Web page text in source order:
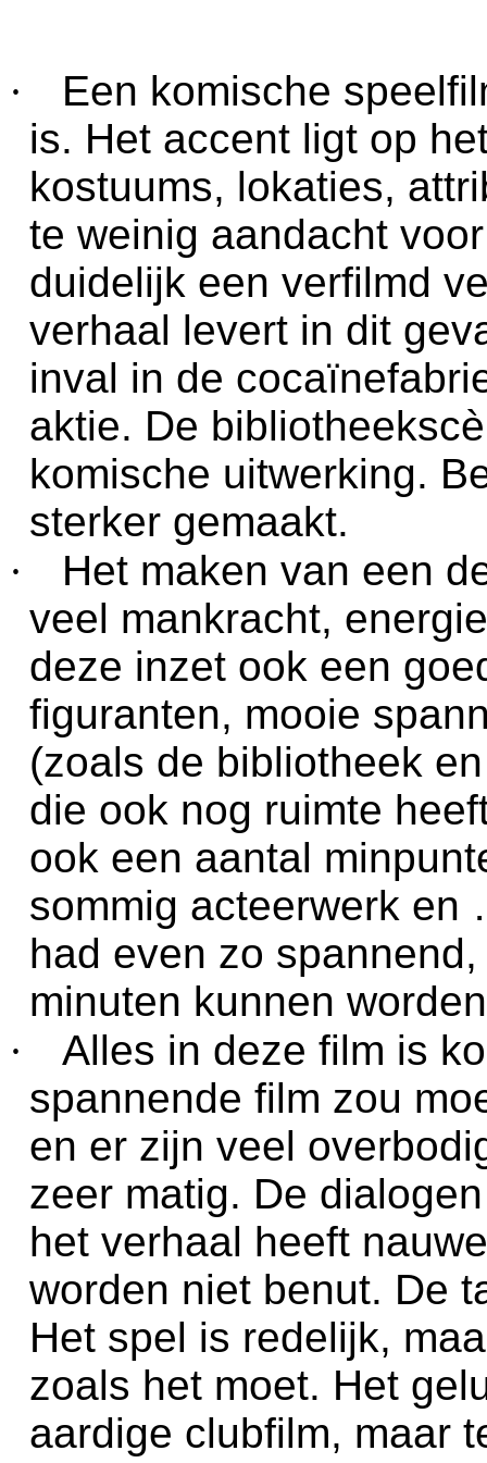
·
Een komische
is. Het accent ligt op
kostuums, lokaties,
te weinig aandacht
duidelijk een verfilmd
verhaal levert in dit
inval in de
aktie. De
komische uitwerking.
sterker gemaakt.
·
Het maken van een
veel mankracht,
deze inzet ook een
figuranten, mooie
(zoals de bibliotheek
die ook nog ruimte
ook een aantal
sommig acteerwerk
had even zo
minuten kunnen
·
Alles in deze film is
spannende film zou
en er zijn veel
zeer matig. De
het verhaal heeft
worden niet benut. De
Het spel is redelijk,
zoals het moet. Het
aardige clubfilm, maar